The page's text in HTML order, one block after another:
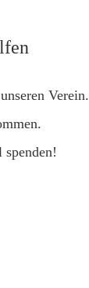
Verein.
spenden!